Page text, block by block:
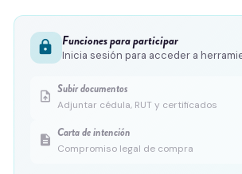
lock Funciones para participar
Inicia sesión para acceder a
upload_file Subir documentos
Adjuntar cédula, RUT y certificados
description Carta de intención
Compromiso legal de compra